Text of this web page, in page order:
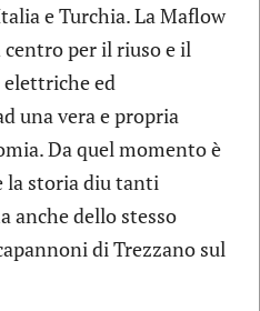
e Turchia. La Maflow
per il riuso e il
ed
una vera e propria
Da quel momento è
la storia diu tanti
anche dello stesso
di Trezzano sul